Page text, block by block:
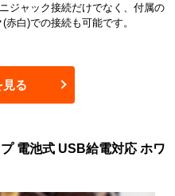
ジャック接続だけでなく、付属の
白)での接続も可能です。
見る
電池式 USB給電対応 ホワ